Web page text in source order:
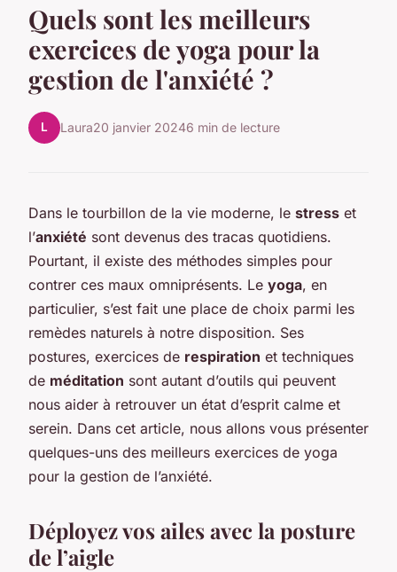
Quels sont les meilleurs
exercices de yoga pour la
gestion de l'anxiété ?
L Laura20 janvier 20246 min de lecture
Dans le tourbillon de la vie moderne, le stress et
l’anxiété sont devenus des tracas quotidiens.
Pourtant, il existe des méthodes simples pour
contrer ces maux omniprésents. Le yoga, en
particulier, s’est fait une place de choix parmi les
remèdes naturels à notre disposition. Ses
postures, exercices de respiration et techniques
de méditation sont autant d’outils qui peuvent
nous aider à retrouver un état d’esprit calme et
serein. Dans cet article, nous allons vous présenter
quelques-uns des meilleurs exercices de yoga
pour la gestion de l’anxiété.
Déployez vos ailes avec la posture
de l’aigle